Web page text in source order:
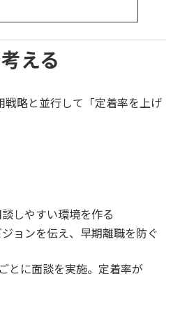
える
戦略と並行して「定着率を上げ
しやすい環境を作る
ョンを伝え、早期離職を防ぐ
とに面談を実施。定着率が